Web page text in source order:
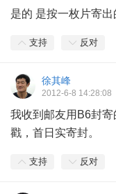
是的 是按一枚片寄出
支持 反对
徐其峰
2012-6-8 14:28:08
我收到邮友用B6封寄
戳，首日实寄封。
支持 反对